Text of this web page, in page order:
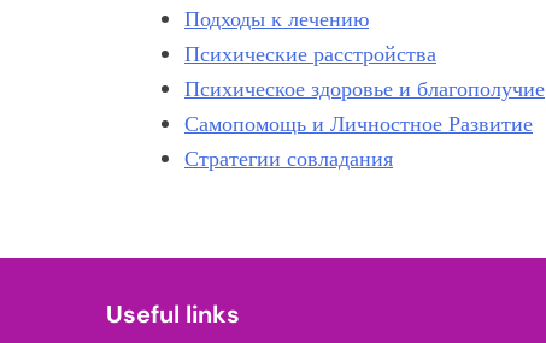
Подходы к лечению
Психические расстройства
Психическое здоровье и благополучие
Самопомощь и Личностное Развитие
Стратегии совладания
Useful links